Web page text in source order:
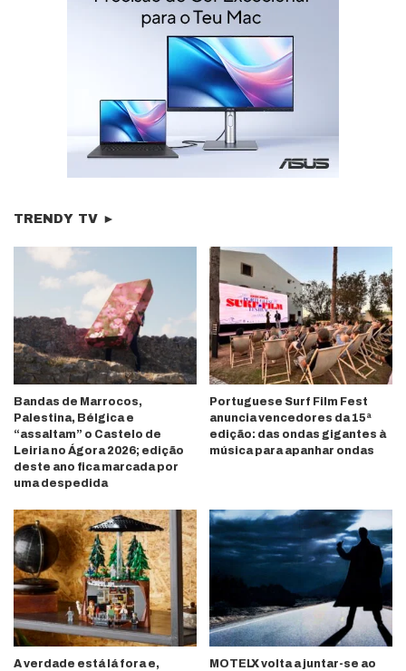
TRENDY TV ►
Bandas de Marrocos,
Palestina, Bélgica e
“assaltam” o Castelo de
Leiria no Ágora 2026; edição
deste ano fica marcada por
uma despedida
Portuguese Surf Film Fest
anuncia vencedores da 15ª
edição: das ondas gigantes à
música para apanhar ondas
A verdade está lá fora e,
MOTELX volta a juntar-se ao